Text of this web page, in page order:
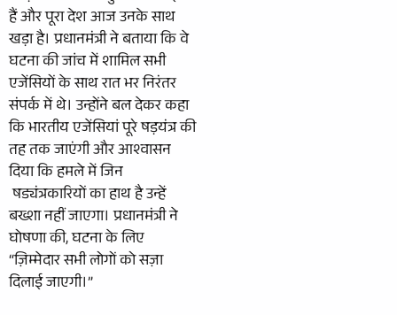
हैं और पूरा देश आज उनके साथ
खड़ा है। प्रधानमंत्री ने बताया कि वे
घटना की जांच में शामिल सभी
एजेंसियों के साथ रात भर निरंतर
संपर्क में थे। उन्होंने बल देकर कहा
कि भारतीय एजेंसियां पूरे षड़यंत्र की
तह तक जाएंगी और आश्वासन
दिया कि हमले में जिन
षड्यंत्रकारियों का हाथ है उन्हें
बख्शा नहीं जाएगा। प्रधानमंत्री ने
घोषणा की, घटना के लिए
“ज़िम्मेदार सभी लोगों को सज़ा
दिलाई जाएगी।”